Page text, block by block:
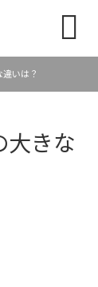

いは？
大きな